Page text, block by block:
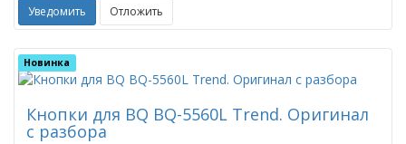
Уведомить Отложить
Новинка
Кнопки для BQ BQ-5560L Trend. Оригинал
с разбора